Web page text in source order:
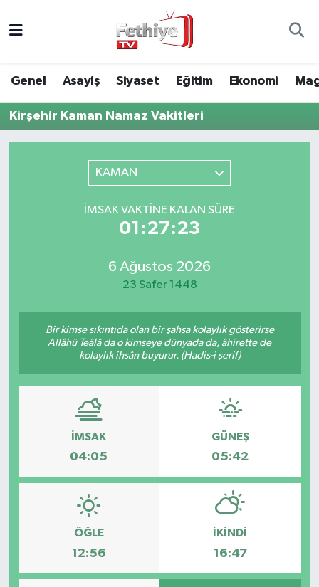
Genel Asayiş Siyaset Eğitim Ekonomi
Kirşehir Kaman Namaz Vakitleri
KAMAN
İMSAK VAKTINE KALAN SÜRE
01:27:23
6 Ağustos 2026
23 Safer 1448
Bir kimse sıkıntıda olan bir şahsa kolaylık gösterirse
Allâhü Teâlâ da o kimseye dünyada da, âhirette de
kolaylık ihsân buyurur. (Hadis-i şerif)
İMSAK
04:05
GÜNEŞ
05:42
ÖĞLE
12:56
İKINDI
16:47
Turizm
Muğla Hava Durumu
Muğla Trafik Yoğunluk Haritası
Tüm Manşetler
Son Dakika Haberleri